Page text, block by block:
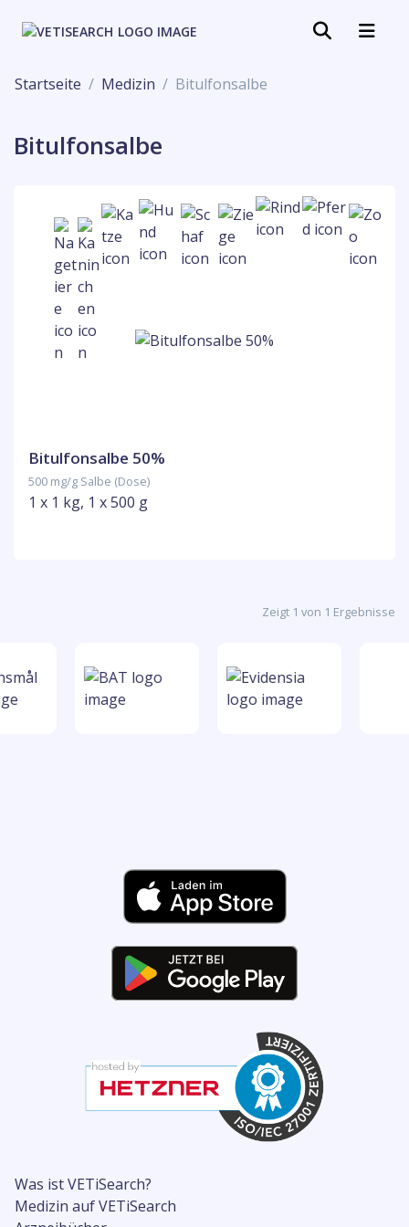
Startseite Medizin Bitulfonsalbe
Bitulfonsalbe
Bitulfonsalbe 50%
500 mg/g Salbe (Dose)
1 x 1 kg, 1 x 500 g
Zeigt 1 von 1 Ergebnisse
Was ist VETiSearch?
Medizin auf VETiSearch